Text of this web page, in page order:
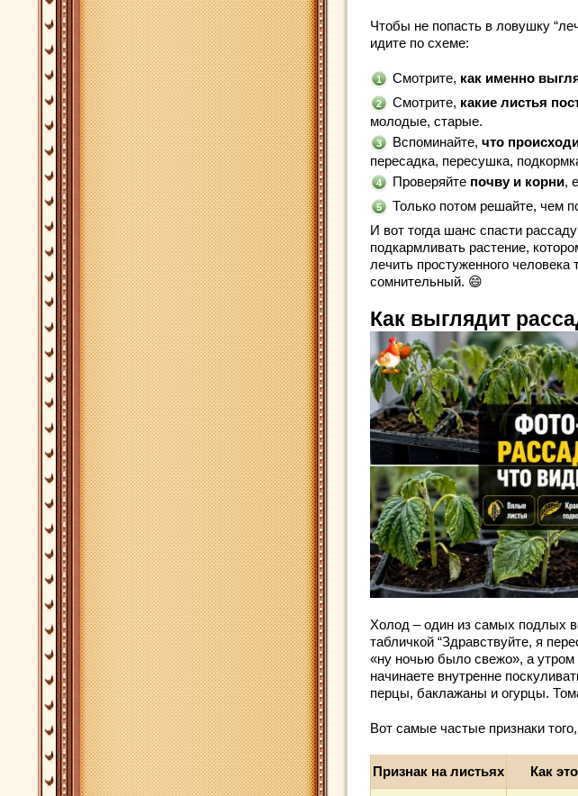
Чтобы не попасть в ловушку
идите по схеме:
Смотрите, как именно
Смотрите, какие листья
молодые, старые.
Вспоминайте, что
пересадка, пересушка,
Проверяйте почву и корни,
Только потом решайте, чем
И вот тогда шанс спасти
подкармливать растение,
лечить простуженного
сомнительный. 😄
Как выглядит
Холод – один из самых подлых
табличкой “Здравствуйте, я
«ну ночью было свежо», а
начинаете внутренне
перцы, баклажаны и огурцы.
Вот самые частые признаки
Признак на листьях Как